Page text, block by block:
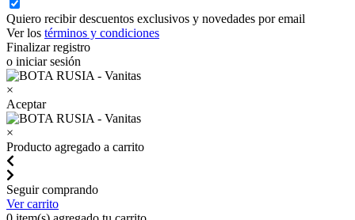
Quiero recibir descuentos exclusivos y novedades por email
Ver los términos y condiciones
Finalizar registro
o iniciar sesión
×
Aceptar
×
Producto agregado a carrito
Seguir comprando
Ver carrito